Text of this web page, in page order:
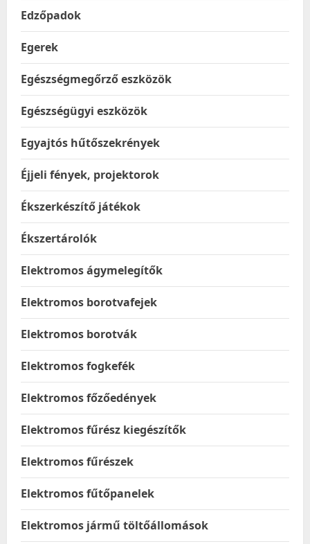
Edzőpadok
Egerek
Egészségmegőrző eszközök
Egészségügyi eszközök
Egyajtós hűtőszekrények
Éjjeli fények, projektorok
Ékszerkészítő játékok
Ékszertárolók
Elektromos ágymelegítők
Elektromos borotvafejek
Elektromos borotvák
Elektromos fogkefék
Elektromos főzőedények
Elektromos fűrész kiegészítők
Elektromos fűrészek
Elektromos fűtőpanelek
Elektromos jármű töltőállomások